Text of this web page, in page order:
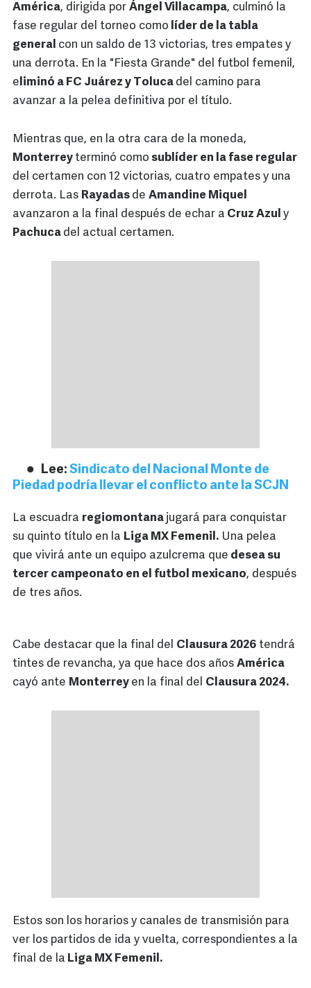
América, dirigida por Ángel Villacampa, culminó la
fase regular del torneo como líder de la tabla
general con un saldo de 13 victorias, tres empates y
una derrota. En la "Fiesta Grande" del futbol femenil,
eliminó a FC Juárez y Toluca del camino para
avanzar a la pelea definitiva por el título.
Mientras que, en la otra cara de la moneda,
Monterrey terminó como sublíder en la fase regular
del certamen con 12 victorias, cuatro empates y una
derrota. Las Rayadas de Amandine Miquel
avanzaron a la final después de echar a Cruz Azul y
Pachuca del actual certamen.
Lee: Sindicato del Nacional Monte de
Piedad podría llevar el conflicto ante la SCJN
La escuadra regiomontana jugará para conquistar
su quinto título en la Liga MX Femenil. Una pelea
que vivirá ante un equipo azulcrema que desea su
tercer campeonato en el futbol mexicano, después
de tres años.
Cabe destacar que la final del Clausura 2026 tendrá
tintes de revancha, ya que hace dos años América
cayó ante Monterrey en la final del Clausura 2024.
Estos son los horarios y canales de transmisión para
ver los partidos de ida y vuelta, correspondientes a la
final de la Liga MX Femenil.